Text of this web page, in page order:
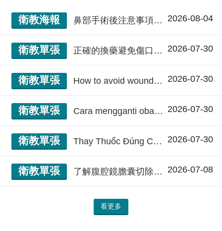
衛教海報 鼻部手術後注意事項/9K 2026-08-04
衛教單張 正確的換藥避免傷口感染 2026-07-30
衛教單張 How to avoid wounds infection 正確的換藥避免傷口感染 2026-07-30
衛教單張 Cara mengganti obat yang benar untuk mencegah infeksi pada bekas luka 正確的換藥避免傷口感染(印尼文) 2026-07-30
衛教單張 Thay Thuốc Đúng Cách Tránh Nhiễm Trùng Vết Thương 正確的換藥避免傷口感染(越南文) 2026-07-30
衛教單張 了解腹腔鏡膽囊切除手術 2026-07-08
看更多